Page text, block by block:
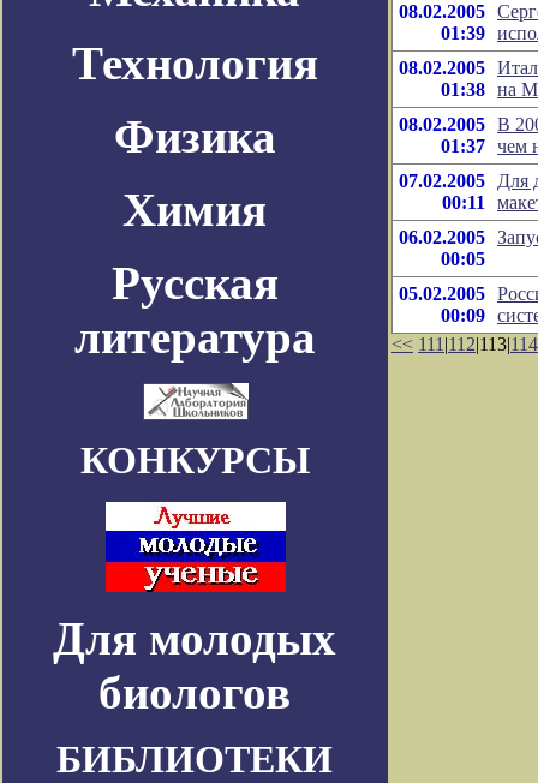
Технология
Физика
Химия
Русская
литература
КОНКУРСЫ
Для молодых
биологов
БИБЛИОТЕКИ
08.02.2005
01:39
08.02.2005
01:38 на
08.02.2005
01:37
В
чем
07.02.2005
00:11
Для
06.02.2005
00:05
05.02.2005
00:09
<< 111 |112|113|114